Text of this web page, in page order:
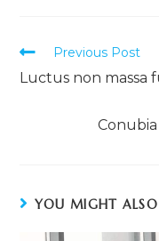
Previous Post
Luctus non massa
YOU MIGHT ALSO